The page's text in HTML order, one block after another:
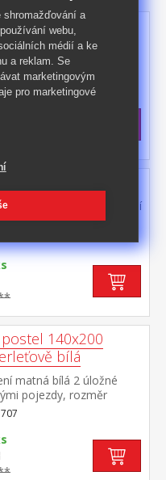
102x23 cm
průměru 23 cm vhodné
8808, 8809 a dalším
nelakované provedení
textilním tkalounem
140x200
bílá
matná bílá 2 úložné
pojezdy, rozměr
× 11 × 33 cm rozměr niky
36 cm, zásuvky a nika jsou
rošt nejsou v ceně,
matrace 140 × 200
použít samonosný
shromažďování a
webu,
médií a ke
a reklam. Se
marketingovým
pro marketingové